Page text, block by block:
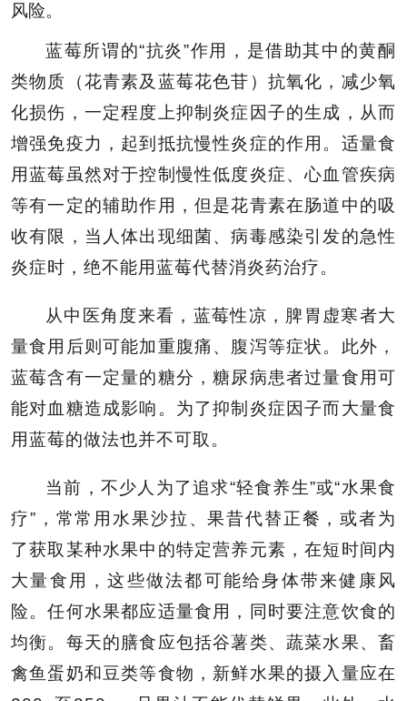
风险。
蓝莓所谓的“抗炎”作用，是借助其中的黄酮
类物质（花青素及蓝莓花色苷）抗氧化，减少氧
化损伤，一定程度上抑制炎症因子的生成，从而
增强免疫力，起到抵抗慢性炎症的作用。适量食
用蓝莓虽然对于控制慢性低度炎症、心血管疾病
等有一定的辅助作用，但是花青素在肠道中的吸
收有限，当人体出现细菌、病毒感染引发的急性
炎症时，绝不能用蓝莓代替消炎药治疗。
从中医角度来看，蓝莓性凉，脾胃虚寒者大
量食用后则可能加重腹痛、腹泻等症状。此外，
蓝莓含有一定量的糖分，糖尿病患者过量食用可
能对血糖造成影响。为了抑制炎症因子而大量食
用蓝莓的做法也并不可取。
当前，不少人为了追求“轻食养生”或“水果食
疗”，常常用水果沙拉、果昔代替正餐，或者为
了获取某种水果中的特定营养元素，在短时间内
大量食用，这些做法都可能给身体带来健康风
险。任何水果都应适量食用，同时要注意饮食的
均衡。每天的膳食应包括谷薯类、蔬菜水果、畜
禽鱼蛋奶和豆类等食物，新鲜水果的摄入量应在